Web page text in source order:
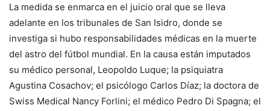
La medida se enmarca en el juicio oral que se lleva
adelante en los tribunales de San Isidro, donde se
investiga si hubo responsabilidades médicas en la muerte
del astro del fútbol mundial. En la causa están imputados
su médico personal, Leopoldo Luque; la psiquiatra
Agustina Cosachov; el psicólogo Carlos Díaz; la doctora de
Swiss Medical Nancy Forlini; el médico Pedro Di Spagna; el